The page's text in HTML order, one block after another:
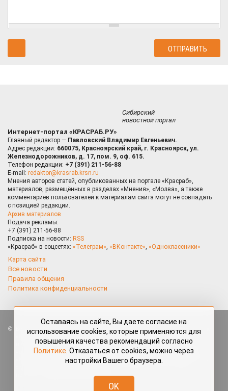
Сибирский
новостной портал
Интернет-портал «КРАСРАБ.РУ»
Главный редактор — Павловский Владимир Евгеньевич.
Адрес редакции: 660075, Красноярский край, г. Красноярск, ул.
Железнодорожников, д. 17, пом. 9, оф. 615.
Телефон редакции: +7 (391) 211-56-88
E-mail: redaktor@krasrab.krsn.ru
Мнения авторов статей, опубликованных на портале «Красраб»,
материалов, размещённых в разделах «Мнения», «Молва», а также
комментариев пользователей к материалам сайта могут не совпадать
с позицией редакции.
Архив материалов
Подача рекламы:
+7 (391) 211-56-88
Подписка на новости: RSS
«Красраб» в соцсетях: «Телеграм», «ВКонтакте», «Одноклассники»
Карта сайта
Все новости
Правила общения
Политика конфиденциальности
Все права защищены. Любые материалы, размещённые на портале
«Красраб.ру» сотрудниками редакции, нештатными авторами
и читателями, являются объектами авторского права. Полное или
частичное использование материалов, размещённых на портале
«Красраб.ру», допускается только с письменного согласия редакции
redaktor@krasrab.krsn.ru.
Оставаясь на сайте, Вы даете согласие на
использование cookies, которые применяются для
повышения качества рекомендаций согласно
Политике . Отказаться от cookies, можно через
настройки Вашего браузера.
OK